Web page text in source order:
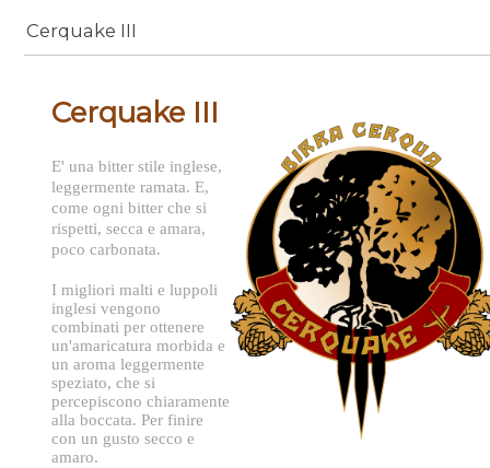
Cerquake III
Cerquake III
E' una bitter stile inglese,
leggermente ramata. E,
come ogni bitter che si
rispetti, secca e amara,
poco carbonata.
I migliori malti e luppoli
inglesi vengono
combinati per ottenere
un'amaricatura morbida e
un aroma leggermente
speziato, che si
percepiscono chiaramente
alla boccata. Per finire
con un gusto secco e
amaro.